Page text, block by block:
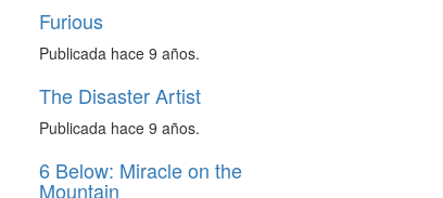
Furious
Publicada hace 9 años.
The Disaster Artist
Publicada hace 9 años.
6 Below: Miracle on the
Mountain